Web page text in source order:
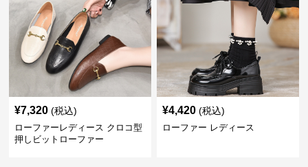
¥7,320 (税込)
ローファーレディース クロコ型
押しビットローファー
¥4,420 (税込)
ローファー レディース